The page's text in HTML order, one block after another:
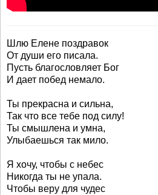
Шлю Елене поздравок
От души его писала.
Пусть благословляет Бог
И дает побед немало.
Ты прекрасна и сильна,
Так что все тебе под силу!
Ты смышлена и умна,
Улыбаешься так мило.
Я хочу, чтобы с небес
Никогда ты не упала.
Чтобы веру для чудес